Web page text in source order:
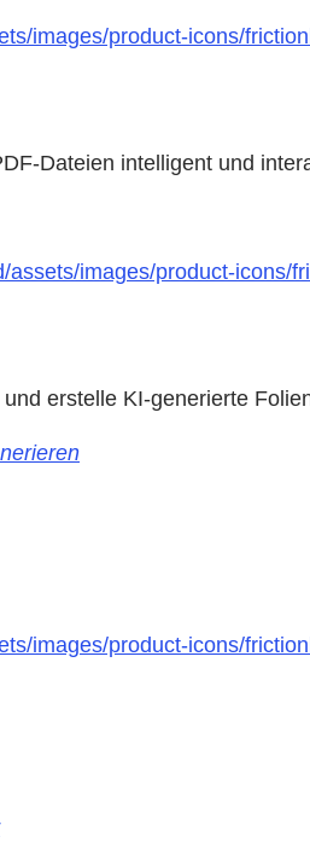
images/product-icons/
Dateien intelligent und
images/product-
erstelle KI-generierte
images/product-icons/